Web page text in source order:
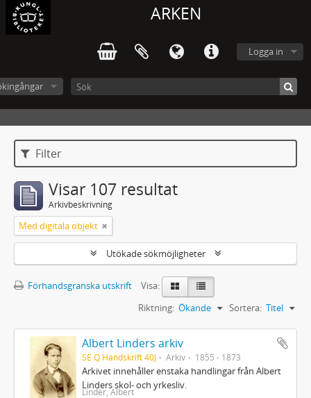
ARKEN
Logga in
Filter
Visar 107 resultat
Arkivbeskrivning
Med digitala objekt
Utökade sökmöjligheter
Förhandsgranska utskrift
Visa:
Sortera: Titel
Riktning: Ökande
Albert Linders arkiv
SE Q Handskrift 40J Arkiv 1855 - 1873
Arkivet innehåller enstaka handlingar från Albert
Linders skol- och yrkesliv.
Linder, Albert